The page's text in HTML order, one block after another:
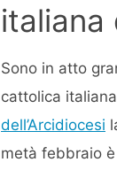
italiana
Sono in atto
cattolica
dell’Arcidiocesi
metà febbraio